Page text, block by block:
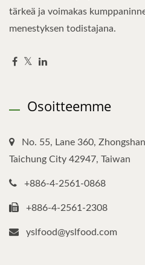
tärkeä ja voimakas
menestyksen todistajana.
Osoitteemme
No. 55, Lane 360,
Taichung City 42947, Taiwan
+886-4-2561-0868
+886-4-2561-2308
yslfood@yslfood.com